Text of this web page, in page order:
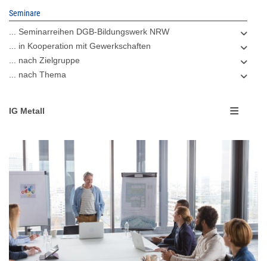
Seminare
... Seminarreihen DGB-Bildungswerk NRW
... in Kooperation mit Gewerkschaften
... nach Zielgruppe
... nach Thema
IG Metall